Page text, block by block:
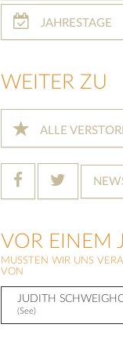
JAHRESTAGE
WEITER ZU
ALLE
VOR EINEM
MUSSTEN WIR UNS
VON
JUDITH
(See)